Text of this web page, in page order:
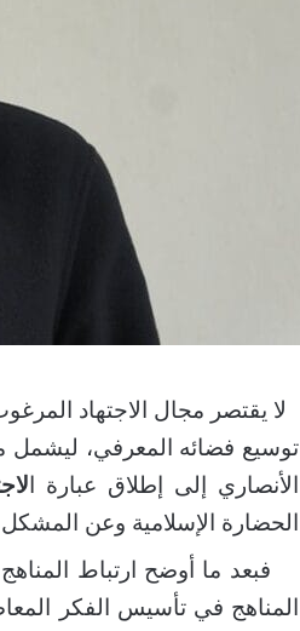
لا يقتصر مجال الاجتهاد
توسيع فضائه المعرفي، ليشمل
الأنصاري إلى إطلاق عبارة ا
الحضارة الإسلامية وعن
فبعد ما أوضح ارتباط
المناهج في تأسيس الفكر